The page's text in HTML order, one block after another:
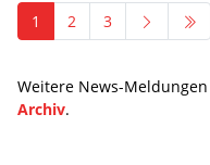
1 2 3
Weitere News-
Archiv.